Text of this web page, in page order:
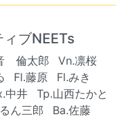
ブNEETs
倫太郎
Vn.凛桜
Fl.藤原
Fl.みき
中井
Tp.山西たかと
ん三郎
Ba.佐藤